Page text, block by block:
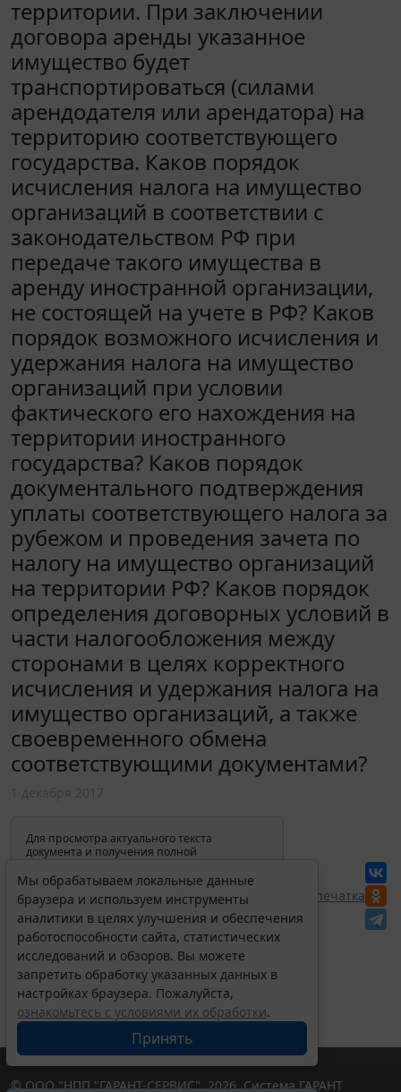
территории. При заключении
договора аренды указанное
имущество будет
транспортироваться (силами
арендодателя или арендатора) на
территорию соответствующего
государства. Каков порядок
исчисления налога на имущество
организаций в соответствии с
законодательством РФ при
передаче такого имущества в
аренду иностранной организации,
не состоящей на учете в РФ? Каков
порядок возможного исчисления и
удержания налога на имущество
организаций при условии
фактического его нахождения на
территории иностранного
государства? Каков порядок
документального подтверждения
уплаты соответствующего налога за
рубежом и проведения зачета по
налогу на имущество организаций
на территории РФ? Каков порядок
определения договорных условий в
части налогообложения между
сторонами в целях корректного
исчисления и удержания налога на
имущество организаций, а также
своевременного обмена
соответствующими документами?
Для просмотра актуального текста
документа и получения полной
изменениях и порядке применения
документа, воспользуйтесь поиском в
Интернет-версии системы ГАРАНТ:
Перепечатка
Мы обрабатываем локальные данные
браузера и используем инструменты
аналитики в целях улучшения и обеспечения
работоспособности сайта, статистических
исследований и обзоров. Вы можете
запретить обработку указанных данных в
настройках браузера. Пожалуйста,
ознакомьтесь с условиями их обработки.
Принять
© ООО "НПП "ГАРАНТ-СЕРВИС", 2026. Система ГАРАНТ